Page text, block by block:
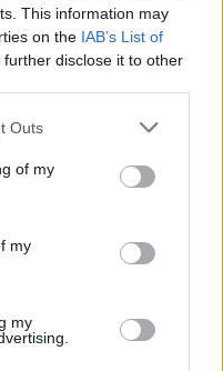
This information may
on the IAB’s List of
further disclose it to other
Outs
of my
my
my